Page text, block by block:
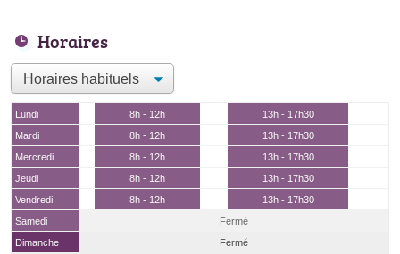
Horaires
Lundi 8h - 12h
13h - 17h30
Mardi
8h - 12h
13h - 17h30
Mercredi
8h - 12h
13h - 17h30
Jeudi
8h - 12h
13h - 17h30
Vendredi
8h - 12h
13h - 17h30
Samedi
Fermé
Dimanche
Fermé